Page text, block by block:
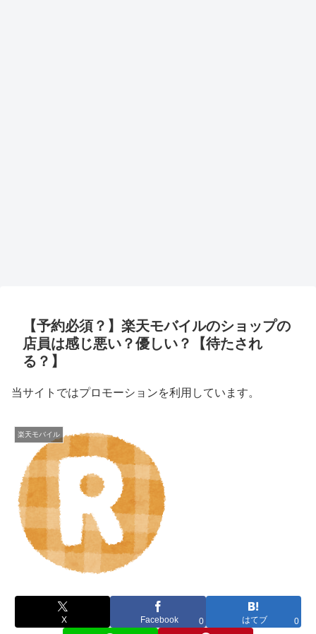
【予約必須？】楽天モバイルのショップの
店員は感じ悪い？優しい？【待たされ
る？】
当サイトではプロモーションを利用しています。
楽天モバイル
X Facebook 0 はてブ 0